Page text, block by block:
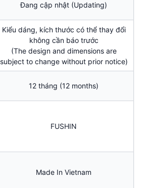
Đang cập nhật (Updating)
Kiểu dáng, kích thước có thể thay đổi
không cần báo trước
(The design and dimensions are
subject to change without prior notice)
12 tháng (12 months)
FUSHIN
Made In Vietnam